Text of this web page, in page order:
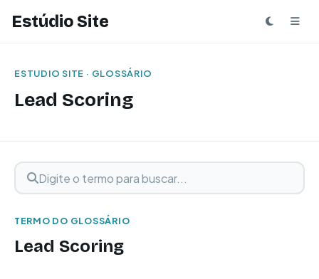
Estúdio Site
ESTUDIO SITE · GLOSSÁRIO
Lead Scoring
Buscar termo
Digite o termo para buscar
TERMO DO GLOSSÁRIO
Lead Scoring